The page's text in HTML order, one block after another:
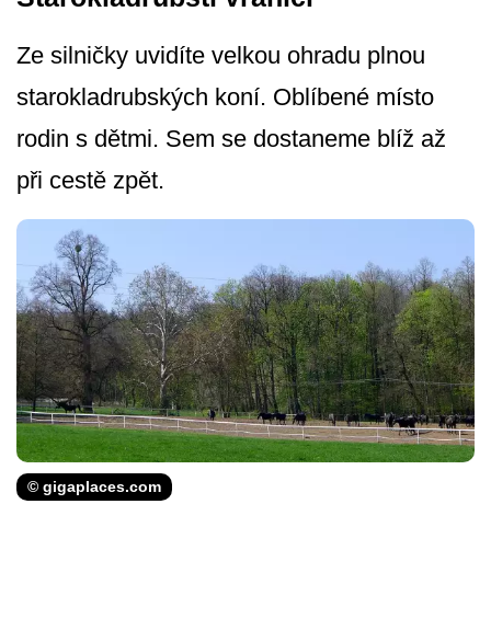
Ze silničky uvidíte velkou ohradu plnou
starokladrubských koní. Oblíbené místo
rodin s dětmi. Sem se dostaneme blíž až
při cestě zpět.
© gigaplaces.com